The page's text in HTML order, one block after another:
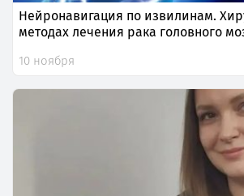
Нейронавигация по извилинам.
методах лечения рака головного
10 ноября